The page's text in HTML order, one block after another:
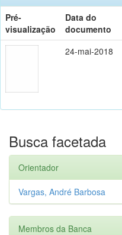
Pré-
visualização
Data do
documento
24-mai-2018
Busca facetada
Orientador
Vargas, André Barbosa
Membros da Banca